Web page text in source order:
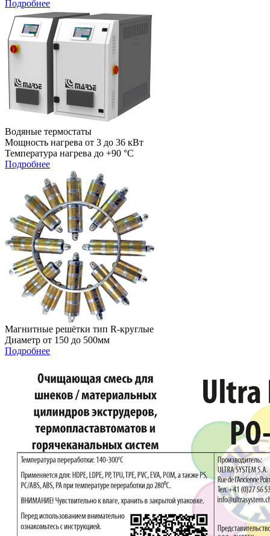
Подробнее
Водяные термостаты
Мощность нагрева от 3 до 36 кВт
Температура нагрева до +90 °C
Подробнее
Магнитные решётки тип R-круглые
Диаметр от 150 до 500мм
Подробнее